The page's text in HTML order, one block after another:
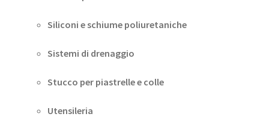
Siliconi e schiume poliuretaniche
Sistemi di drenaggio
Stucco per piastrelle e colle
Utensileria